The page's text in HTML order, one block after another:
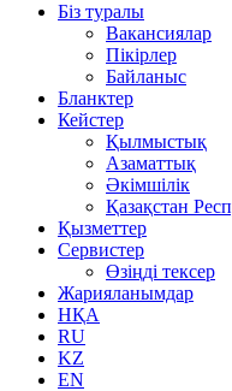
Біз туралы
Вакансиялар
Пікірлер
Байланыс
Бланктер
Кейстер
Қылмыстық
Азаматтық
Әкімшілік
Қазақстан
Қызметтер
Сервистер
Өзіңді тексер
Жарияланымдар
НҚА
RU
KZ
EN